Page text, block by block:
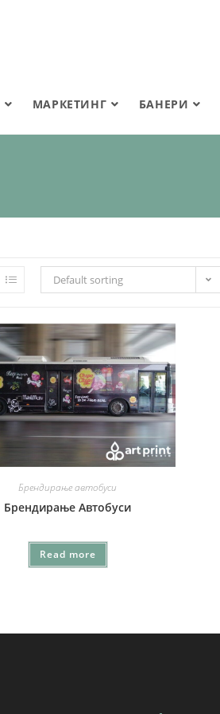
МАРКЕТИНГ БАНЕРИ
Default sorting
Брендирање автобуси
Брендирање Автобуси
Read more